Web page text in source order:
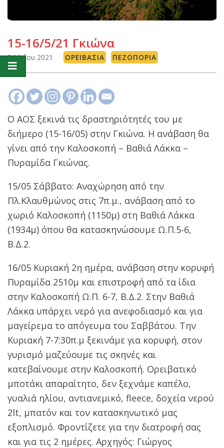
15-16/5/21 Γκιώνα
5 Μαΐου 2021 ΟΡΕΙΒΑΣΊΑ ΠΕΖΟΠΟΡΊΑ
Ο ΑΟΣ ξεκινά τις δραστηριότητές του με
διήμερο (15-16/05) στην Γκιώνα. Η ανάβαση θα
γίνει από την Καλοσκοπή – Βαθιά Λάκκα –
Πυραμίδα Γκιώνας.
15/05 Σάββατο: Αναχώρηση από την
Πλ.Κλαυθμώνος στις 7π.μ., ανάβαση από το
χωριό Καλοσκοπή (1150μ) στη Βαθιά Λάκκα
(1934μ) όπου θα κατασκηνώσουμε Ω.Π.5-6,
Β.Δ.2.
16/05 Κυριακή 2η ημέρα, ανάβαση στην κορυφή
Πυραμίδα 2510μ και επιστροφή από τα ίδια
στην Καλοσκοπή Ω.Π. 6-7, Β.Δ.2. Στην Βαθιά
Λάκκα υπάρχει νερό για ανεφοδιασμό και για
μαγείρεμα το απόγευμα του Σαββάτου. Την
Κυριακή 7-7:30π.μ ξεκινάμε για κορυφή, στον
γυρισμό μαζεύουμε τις σκηνές και
κατεβαίνουμε στην Καλοσκοπή. Ορειβατικό
μποτάκι απαραίτητο, δεν ξεχνάμε καπέλο,
γυαλιά ηλίου, αντιανεμικό, fleece, δοχεία νερού
2lt, μπατόν και τον κατασκηνωτικό μας
εξοπλισμό. Φροντίζετε για την διατροφή σας
και για τις 2 ημέρες. Αρχηγός: Γιώργος